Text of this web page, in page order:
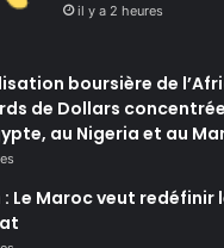
il y a 2 heures
boursière de
de Dollars
au Nigeria et au
Le Maroc veut redéfinir